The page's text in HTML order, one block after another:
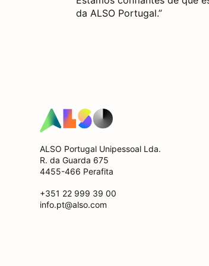
da ALSO Portugal.”
ALSO Portugal Unipessoal Lda.
R. da Guarda 675
4455-466 Perafita
+351 22 999 39 00
info.pt@also.com